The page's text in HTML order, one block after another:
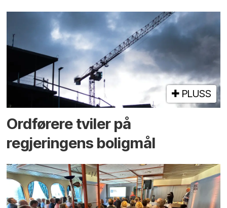
PLUSS
Ordførere tviler på
regjeringens boligmål